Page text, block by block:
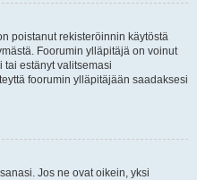
poistanut rekisteröinnin käytöstä
Foorumin ylläpitäjä on voinut
tai estänyt valitsemasi
foorumin ylläpitäjään saadaksesi
Jos ne ovat oikein, yksi